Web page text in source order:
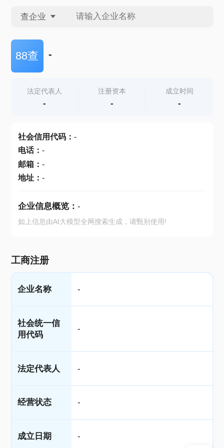
查企业
查企业
查产地
88查 -
法定代表人
-
注册资本
-
成立时间
-
社会信用代码： -
电话： -
邮箱： -
地址： -
企业信息概览： -
如上信息由AI大模型全网搜索生成，请甄别使用!
工商注册
企业名称 -
社会统一信
用代码
-
法定代表人 -
经营状态 -
成立日期 -